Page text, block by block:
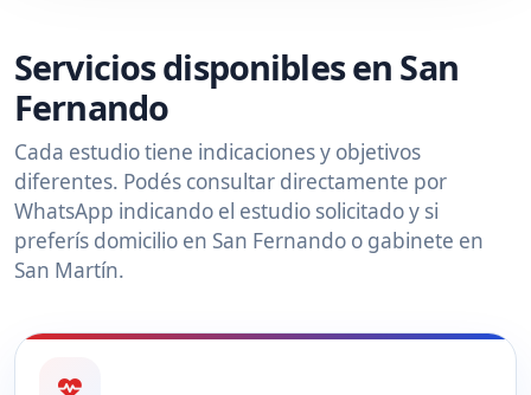
Servicios disponibles en San
Fernando
Cada estudio tiene indicaciones y objetivos
diferentes. Podés consultar directamente por
WhatsApp indicando el estudio solicitado y si
preferís domicilio en San Fernando o gabinete en
San Martín.